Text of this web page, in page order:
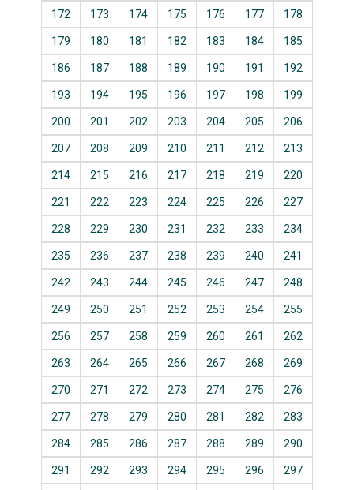
172 173 174 175 176 177 178
179 180 181 182 183 184 185
186 187 188 189 190 191 192
193 194 195 196 197 198 199
200 201 202 203 204 205 206
207 208 209 210 211 212 213
214 215 216 217 218 219 220
221 222 223 224 225 226 227
228 229 230 231 232 233 234
235 236 237 238 239 240 241
242 243 244 245 246 247 248
249 250 251 252 253 254 255
256 257 258 259 260 261 262
263 264 265 266 267 268 269
270 271 272 273 274 275 276
277 278 279 280 281 282 283
284 285 286 287 288 289 290
291 292 293 294 295 296 297